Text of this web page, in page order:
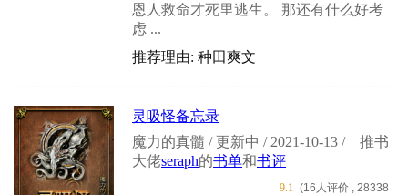
恩人救命才死里逃生。 那还有什么好考
虑 ...
推荐理由: 种田爽文
灵吸怪备忘录
魔力的真髓 / 更新中 / 2021-10-13 /
推书
大佬seraph的书单和书评
9.1 (16人评价 , 28338